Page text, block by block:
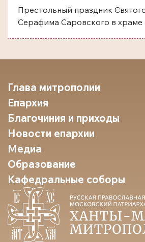
Престольный праздник
Серафима Саровского в храме
Глава митрополии
Епархия
Благочиния и приходы
Новости епархии
Медиа
Образование
Кафедральные соборы